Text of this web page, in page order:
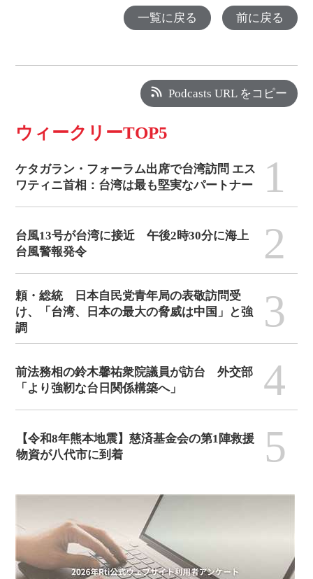
一覧に戻る 前に戻る
Podcasts URL をコピー
ウィークリーTOP5
ケタガラン・フォーラム出席で台湾訪問 エス
ワティニ首相：台湾は最も堅実なパートナー
1
台風13号が台湾に接近 午後2時30分に海上
台風警報発令
2
頼・総統 日本自民党青年局の表敬訪問受
け、「台湾、日本の最大の脅威は中国」と強
調
3
前法務相の鈴木馨祐衆院議員が訪台 外交部
「より強靭な台日関係構築へ」
4
【令和8年熊本地震】慈済基金会の第1陣救援
物資が八代市に到着
5